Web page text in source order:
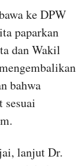
ke DPW
paparkan
dan Wakil
bahwa
sesuai
lanjut Dr.